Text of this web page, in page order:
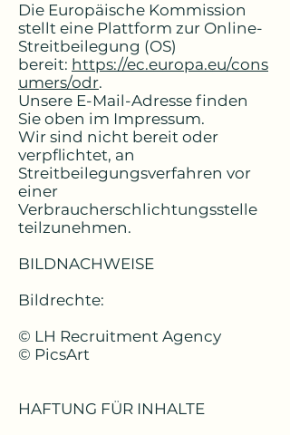
Die Europäische Kommission
stellt eine Plattform zur Online-
Streitbeilegung (OS)
bereit: https://ec.europa.eu/cons
umers/odr.
Unsere E-Mail-Adresse finden
Sie oben im Impressum.
Wir sind nicht bereit oder
verpflichtet, an
Streitbeilegungsverfahren vor
einer
Verbraucherschlichtungsstelle
teilzunehmen.
BILDNACHWEISE
Bildrechte:
© LH Recruitment Agency
© PicsArt
HAFTUNG FÜR INHALTE